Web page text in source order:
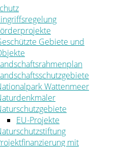
Gebiete und
Wattenmeer
EU-Projekte
mit